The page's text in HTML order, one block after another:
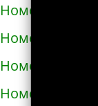
Номера
Номера
Номера
Номера